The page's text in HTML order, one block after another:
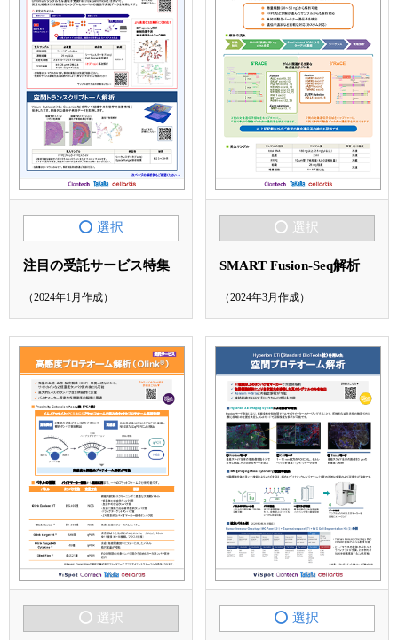
選択
注目の受託サービス特集
（2024年1月作成）
選択
SMART Fusion-Seq解析
（2024年3月作成）
選択 選択